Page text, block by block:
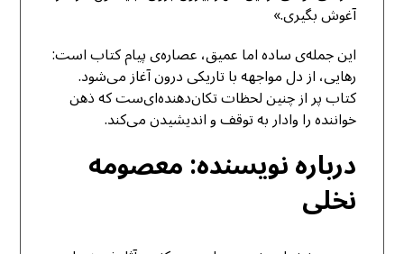
آغوش بگیری.»
این جمله‌ی ساده اما عمیق، عصاره‌ی پیام کتاب است:
رهایی، از دل مواجهه با تاریکی درون آغاز می‌شود.
کتاب پر از چنین لحظات تکان‌دهنده‌ای‌ست که ذهن
خواننده را وادار به توقف و اندیشیدن می‌کند.
درباره نویسنده: معصومه
نخلی